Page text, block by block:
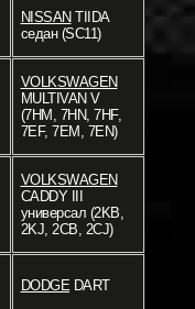
NISSAN TIIDA
седан (SC11)
VOLKSWAGEN
MULTIVAN V
(7HM, 7HN, 7HF,
7EF, 7EM, 7EN)
VOLKSWAGEN
CADDY III
универсал (2KB,
2KJ, 2CB, 2CJ)
DODGEDART